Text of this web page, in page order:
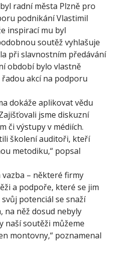
radní města Plzně pro
podnikání Vlastimil
inspirací mu byl
soutěž vyhlašuje
při slavnostním předávání
období bylo vlastně
akcí na podporu
dokáže aplikovat vědu
jsme diskuzní
či výstupy v médiích.
školení auditoři, kteří
metodiku,“ popsal
vazba – některé firmy
a podpoře, které se jim
potenciál se snaží
na něž dosud nebyly
naší soutěži můžeme
montovny,“ poznamenal